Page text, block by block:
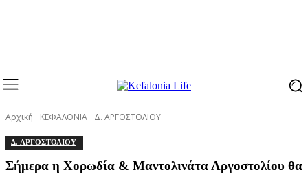
Αρχική ΚΕΦΑΛΟΝΙΑ Δ. ΑΡΓΟΣΤΟΛΙΟΥ
Δ. ΑΡΓΟΣΤΟΛΙΟΥ
Σήμερα η Χορωδία & Μαντολινάτα Αργοστολίου θα